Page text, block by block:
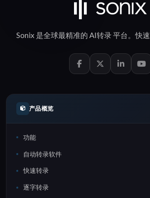
Sonix 是全球最精准的 AI转录平台。快速
产品概览
功能
自动转录软件
快速转录
逐字转录